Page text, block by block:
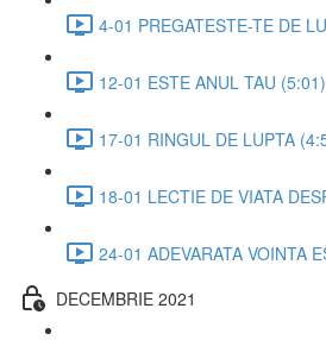
4-01 PREGATESTE-TE DE
12-01 ESTE ANUL TAU (5:01)
17-01 RINGUL DE LUPTA
18-01 LECTIE DE VIATA
24-01 ADEVARATA VOINTA
DECEMBRIE 2021